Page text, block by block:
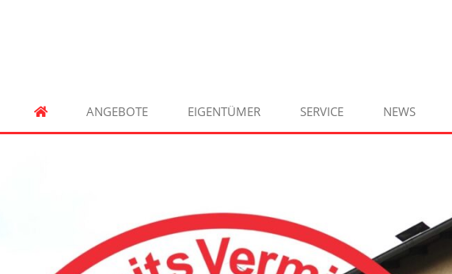
ANGEBOTE EIGENTÜMER SERVICE NEWS